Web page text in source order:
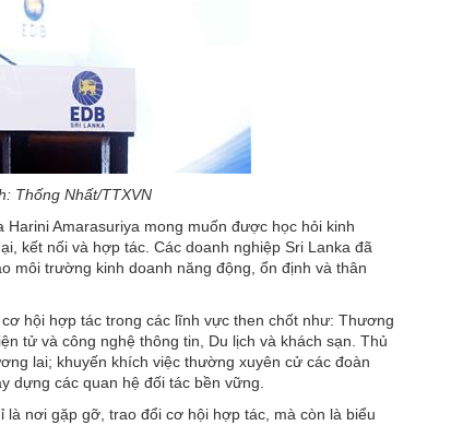
Thống Nhất/TTXVN
Amarasuriya mong muốn được học hỏi kinh
kết nối và hợp tác. Các doanh nghiệp Sri Lanka đã
môi trường kinh doanh năng động, ổn định và thân
hội hợp tác trong các lĩnh vực then chốt như: Thương
tử và công nghệ thông tin, Du lịch và khách sạn. Thủ
lai; khuyến khích việc thường xuyên cử các đoàn
dựng các quan hệ đối tác bền vững.
nơi gặp gỡ, trao đổi cơ hội hợp tác, mà còn là biểu